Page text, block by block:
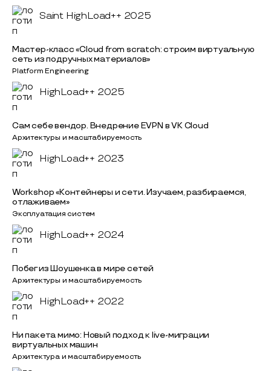
Saint HighLoad++ 2025
Мастер-класс «Cloud from scratch: строим виртуальную
сеть из подручных материалов»
Platform Engineering
HighLoad++ 2025
Сам себе вендор. Внедрение EVPN в VK Cloud
Архитектуры и масштабируемость
HighLoad++ 2023
Workshop «Контейнеры и сети. Изучаем, разбираемся,
отлаживаем»
Эксплуатация систем
HighLoad++ 2024
Побег из Шоушенка в мире сетей
Архитектуры и масштабируемость
HighLoad++ 2022
Ни пакета мимо: Новый подход к live-миграции
виртуальных машин
Архитектура и масштабируемость